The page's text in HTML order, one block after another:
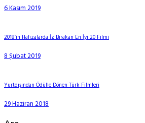
6 Kasım 2019
2018’in Hafızalarda İz Bırakan En İyi 20 Filmi
8 Şubat 2019
Yurtdışından Ödülle Dönen Türk Filmleri
29 Haziran 2018